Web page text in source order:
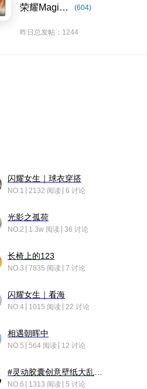
荣耀Magic8系列 (604)
昨日总发帖：1244
闪耀女生｜球衣穿搭
NO.1 2132 阅读 6 讨论
光影之孤荷
NO.2 1.3w 阅读 36 讨论
长椅上的123
NO.3 7835 阅读 7 讨论
闪耀女生｜看海
NO.4 1015 阅读 22 讨论
相遇朝晖中
NO.5 564 阅读 12 讨论
NO.6 1313 阅读 5 讨论